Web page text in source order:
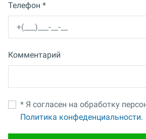
Телефон *
Комментарий
* Я согласен на обработку
Политика конфеденциальности.